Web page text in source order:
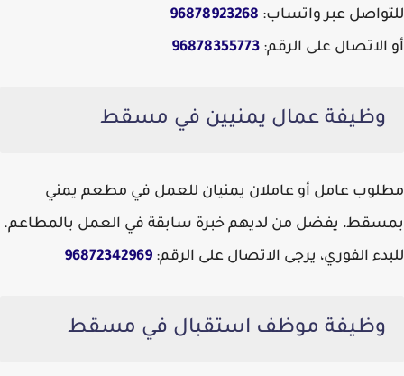
للتواصل عبر واتساب: 96878923268
أو الاتصال على الرقم: 96878355773
وظيفة عمال يمنيين في مسقط
مطلوب عامل أو عاملان يمنيان للعمل في مطعم يمني
بمسقط، يفضل من لديهم خبرة سابقة في العمل بالمطاعم.
للبدء الفوري، يرجى الاتصال على الرقم: 96872342969
وظيفة موظف استقبال في مسقط